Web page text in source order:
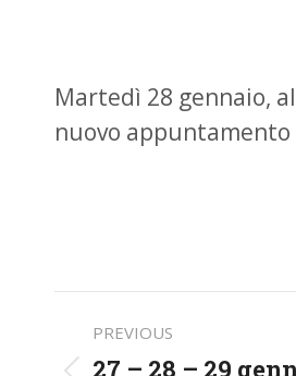
Martedì 28 gennaio,
nuovo appuntamento
Post
PREVIOUS
27 – 28 – 29